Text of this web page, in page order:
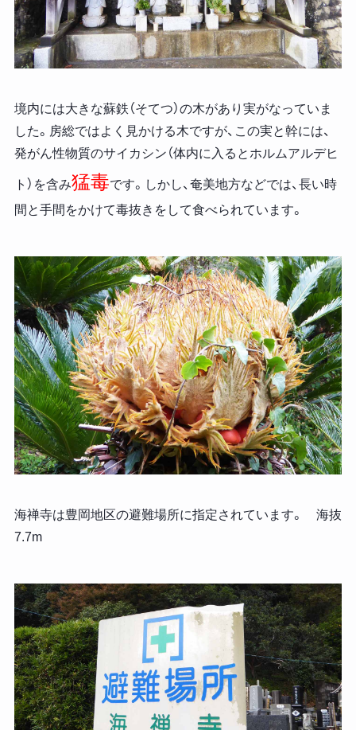
境内には大きな蘇鉄（そてつ）の木があり実がなっていま
した。房総ではよく見かける木ですが、この実と幹には、
発がん性物質のサイカシン（体内に入るとホルムアルデヒ
ト）を含み猛毒です。しかし、奄美地方などでは、長い時
間と手間をかけて毒抜きをして食べられています。
海禅寺は豊岡地区の避難場所に指定されています。 海抜
7.7m